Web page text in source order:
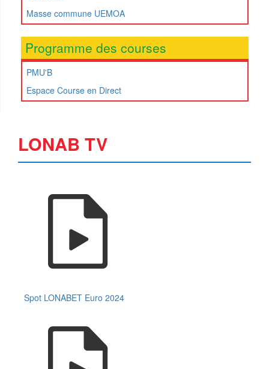
Masse commune UEMOA
Programme des courses
PMU'B
Espace Course en Direct
LONAB TV
Spot LONABET Euro 2024